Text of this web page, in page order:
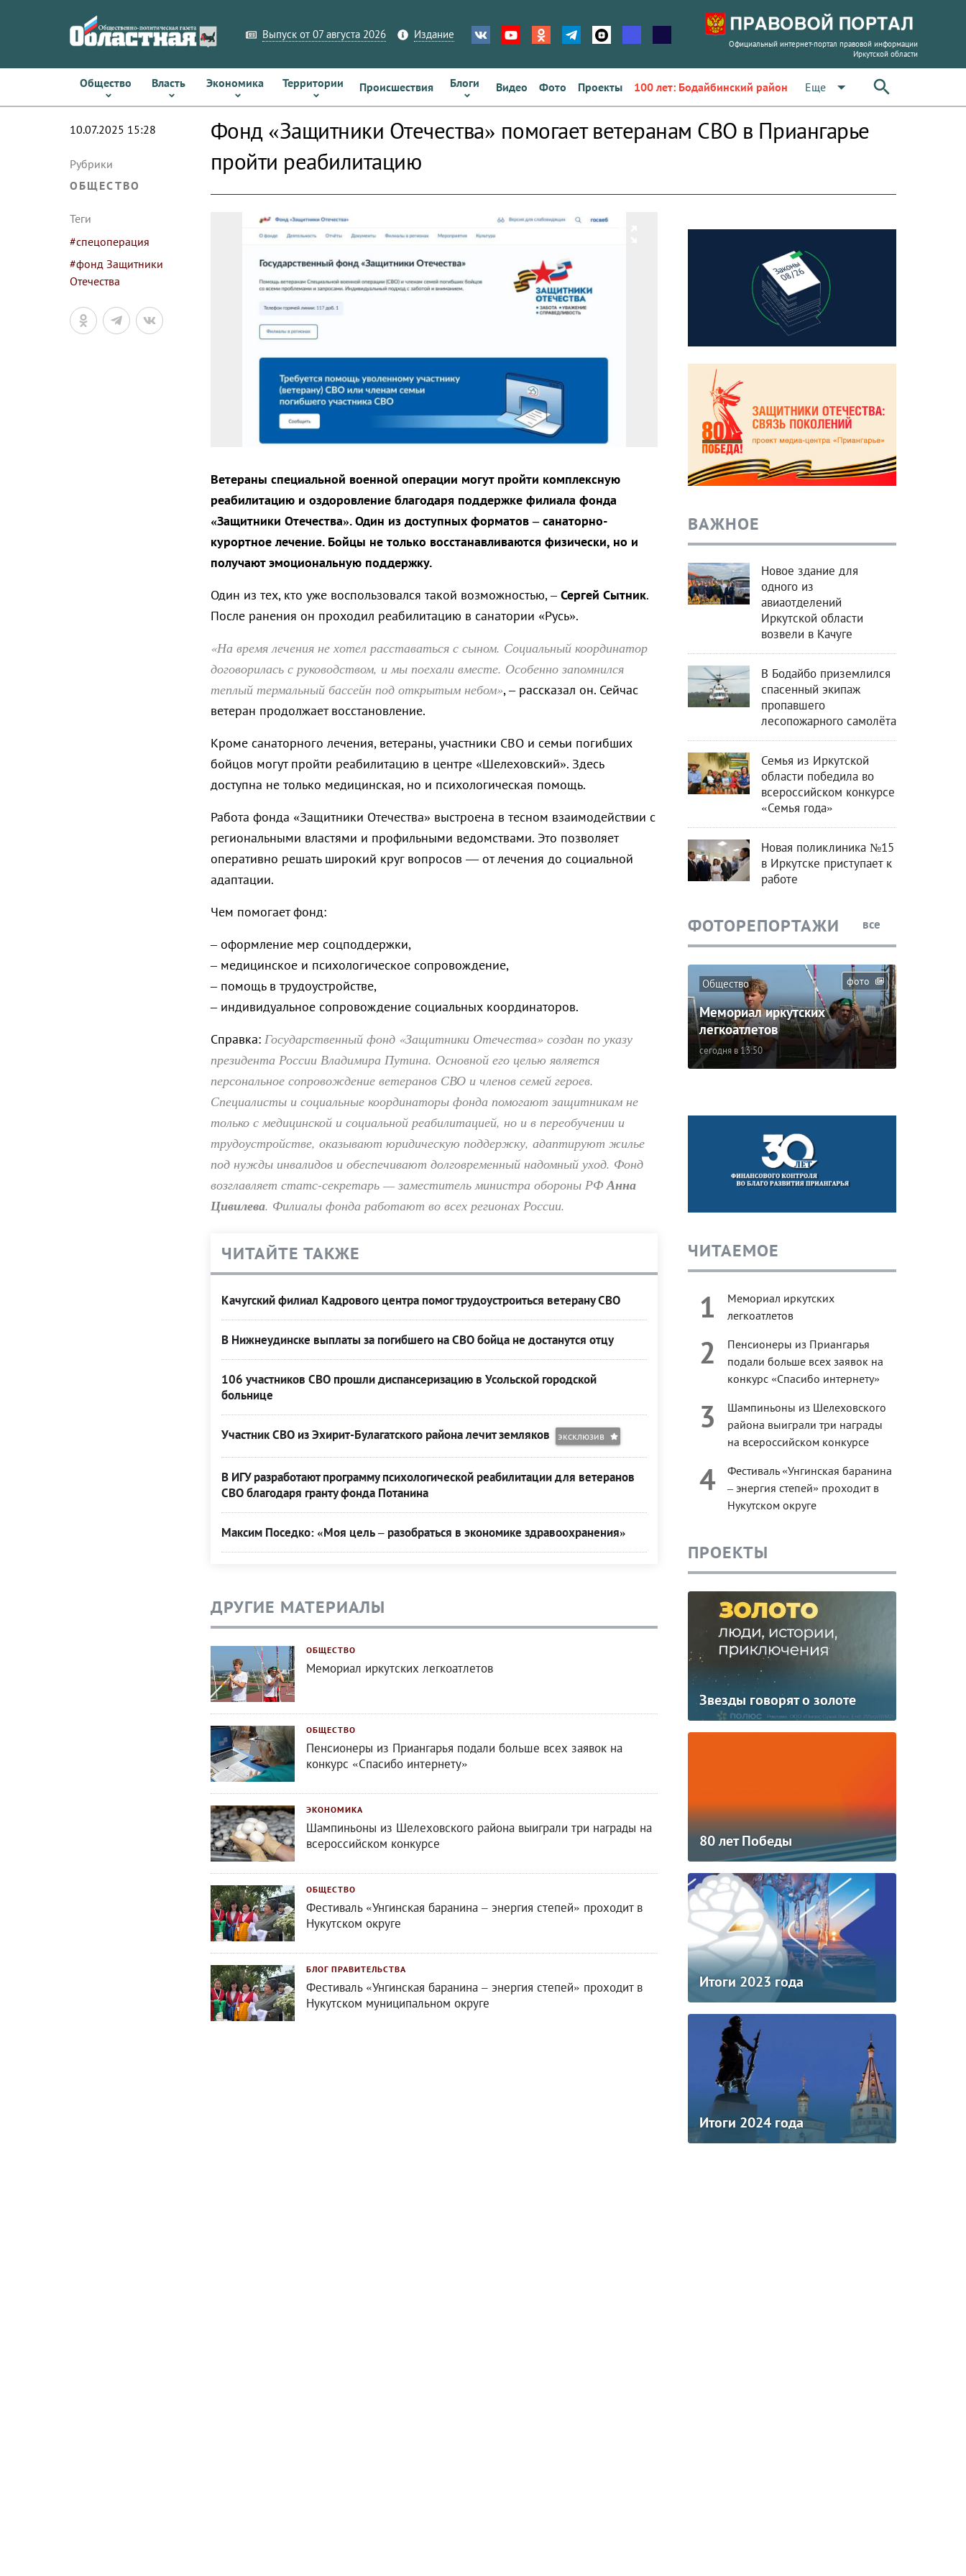
Выпуск от 07 августа 2026 Издание
Официальный интернет-портал правовой информации
Иркутской области
Общество Власть Экономика Территории Происшествия Блоги Видео Фото Проекты 100 лет: Бодайбинский район Еще arrow_drop_down
10.07.2025 15:28
Рубрики
ОБЩЕСТВО
Теги
#спецоперация
#фонд Защитники
Отечества
Фонд «Защитники Отечества» помогает ветеранам СВО в Приангарье
пройти реабилитацию
Ветераны специальной военной операции могут пройти комплексную
реабилитацию и оздоровление благодаря поддержке филиала фонда
«Защитники Отечества». Один из доступных форматов – санаторно-
курортное лечение. Бойцы не только восстанавливаются физически, но и
получают эмоциональную поддержку.
Один из тех, кто уже воспользовался такой возможностью, –Сергей Сытник.
После ранения он проходил реабилитацию в санатории «Русь».
«На время лечения не хотел расставаться с сыном. Социальный координатор
договорилась с руководством, и мы поехали вместе. Особенно запомнился
теплый термальный бассейн под открытым небом», – рассказал он. Сейчас
ветеран продолжает восстановление.
Кроме санаторного лечения, ветераны, участники СВО и семьи погибших
бойцов могут пройти реабилитацию в центре «Шелеховский». Здесь
доступна не только медицинская, но и психологическая помощь.
Работа фонда «Защитники Отечества» выстроена в тесном взаимодействии с
региональными властями и профильными ведомствами. Это позволяет
оперативно решать широкий круг вопросов — от лечения до социальной
адаптации.
Чем помогает фонд:
– оформление мер соцподдержки,
– медицинское и психологическое сопровождение,
– помощь в трудоустройстве,
– индивидуальное сопровождение социальных координаторов.
Справка: Государственный фонд «Защитники Отечества» создан по указу
президента России Владимира Путина. Основной его целью является
персональное сопровождение ветеранов СВО и членов семей героев.
Специалисты и социальные координаторы фонда помогают защитникам не
только с медицинской и социальной реабилитацией, но и в переобучении и
трудоустройстве, оказывают юридическую поддержку, адаптируют жилье
под нужды инвалидов и обеспечивают долговременный надомный уход. Фонд
возглавляет статс-секретарь — заместитель министра обороны РФАнна
Цивилева. Филиалы фонда работают во всех регионах России.
ЧИТАЙТЕ ТАКЖЕ
Качугский филиал Кадрового центра помог трудоустроиться ветерану СВО
В Нижнеудинске выплаты за погибшего на СВО бойца не достанутся отцу
106 участников СВО прошли диспансеризацию в Усольской городской
больнице
Участник СВО из Эхирит-Булагатского района лечит земляков эксклюзив
В ИГУ разработают программу психологической реабилитации для ветеранов
СВО благодаря гранту фонда Потанина
Максим Поседко: «Моя цель – разобраться в экономике здравоохранения»
ДРУГИЕ МАТЕРИАЛЫ
ОБЩЕСТВО
Мемориал иркутских легкоатлетов
ОБЩЕСТВО
Пенсионеры из Приангарья подали больше всех заявок на
конкурс «Спасибо интернету»
ЭКОНОМИКА
Шампиньоны из Шелеховского района выиграли три награды на
всероссийском конкурсе
ОБЩЕСТВО
Фестиваль «Унгинская баранина – энергия степей» проходит в
Нукутском округе
БЛОГ ПРАВИТЕЛЬСТВА
Фестиваль «Унгинская баранина – энергия степей» проходит в
Нукутском муниципальном округе
ВАЖНОЕ
Новое здание для
одного из
авиаотделений
Иркутской области
возвели в Качуге
В Бодайбо приземлился
спасенный экипаж
пропавшего
лесопожарного самолёта
Семья из Иркутской
области победила во
всероссийском конкурсе
«Семья года»
Новая поликлиника №15
в Иркутске приступает к
работе
ФОТОРЕПОРТАЖИ все
фото
Общество
Мемориал иркутских
легкоатлетов
сегодня в 13:50
ЧИТАЕМОЕ
1
Мемориал иркутских
легкоатлетов
2
Пенсионеры из Приангарья
подали больше всех заявок на
конкурс «Спасибо интернету»
3
Шампиньоны из Шелеховского
района выиграли три награды
на всероссийском конкурсе
4
Фестиваль «Унгинская баранина
– энергия степей» проходит в
Нукутском округе
ПРОЕКТЫ
Звезды говорят о золоте
80 лет Победы
Итоги 2023 года
Итоги 2024 года